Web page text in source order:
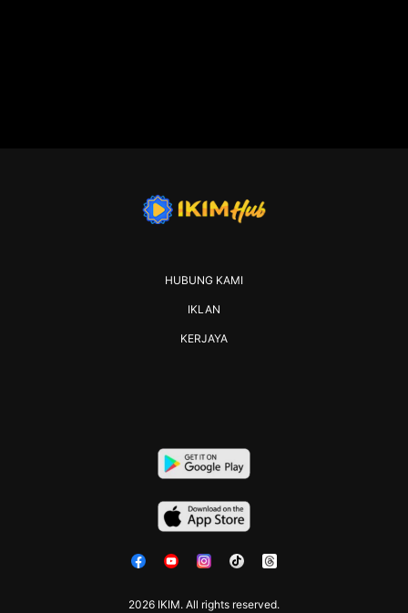
2026 IKIM. All rights reserved.
HUBUNG KAMI
IKLAN
KERJAYA